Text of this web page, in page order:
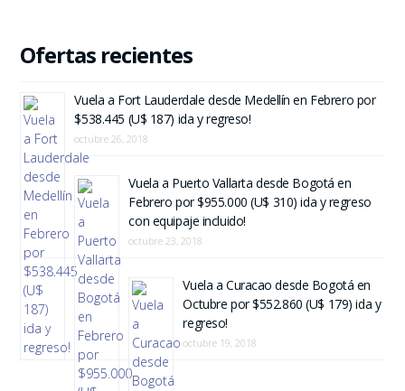
Ofertas recientes
Vuela a Fort Lauderdale desde Medellín en Febrero por
$538.445 (U$ 187) ida y regreso!
octubre 26, 2018
Vuela a Puerto Vallarta desde Bogotá en
Febrero por $955.000 (U$ 310) ida y regreso
con equipaje incluido!
octubre 23, 2018
Vuela a Curacao desde Bogotá en
Octubre por $552.860 (U$ 179) ida y
regreso!
octubre 19, 2018